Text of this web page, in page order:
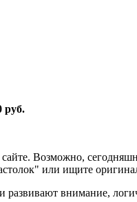
руб.
Возможно,
или ищите
внимание,